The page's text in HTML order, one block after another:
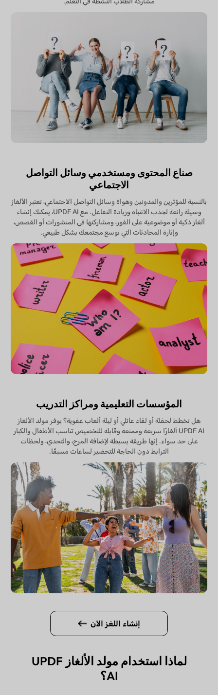
صناع المحتوى ومستخدمي وسائل التواصل
الاجتماعي
بالنسبة للمؤثرين والمدونين وهواة وسائل التواصل الاجتماعي، تعتبر الألغاز
وسيلة رائعة لجذب الانتباه وزيادة التفاعل. مع UPDF AI، يمكنك إنشاء
ألغاز ذكية أو موضوعية على الفور، ومشاركتها في المنشورات أو القصص،
وإثارة المحادثات التي توسع مجتمعك بشكل طبيعي.
المؤسسات التعليمية ومراكز التدريب
هل تخطط لحفلة أو لقاء عائلي أو ليلة ألعاب عفوية؟ يوفر مولد الألغاز
UPDF AI ألغازًا سريعة وممتعة وقابلة للتخصيص تناسب الأطفال والكبار
على حد سواء. إنها طريقة بسيطة لإضافة المرح، والتحدي، ولحظات
الترابط دون الحاجة للتحضير لساعات مسبقًا.
إنشاء اللغز الآن
لماذا استخدام مولد الألغاز UPDF
AI؟